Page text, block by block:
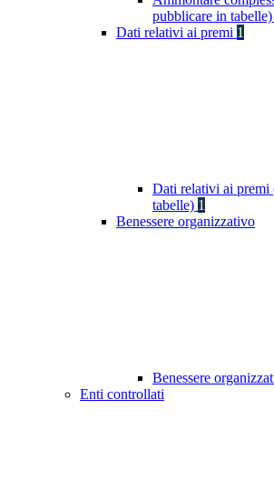
pubblicare in tabelle)
Dati relativi ai premi 1
Dati relativi ai premi
tabelle) 1
Benessere organizzativo
Benessere
Enti controllati